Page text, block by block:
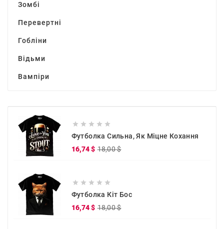
Зомбі
Перевертні
Гобліни
Відьми
Вампіри
    
Футболка Сильна, Як Міцне Кохання
16,74 $ 18,00 $
    
Футболка Кіт Бос
16,74 $ 18,00 $